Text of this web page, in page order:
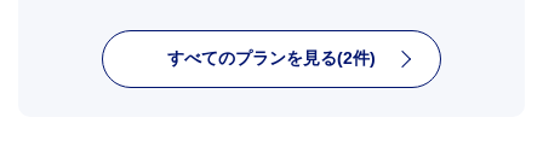
すべてのプランを見る(2件)